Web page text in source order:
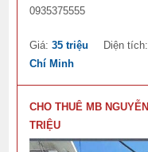
0935375555
Giá:35 triệu Diện
Chí Minh
CHO THUÊ MB
TRIỆU